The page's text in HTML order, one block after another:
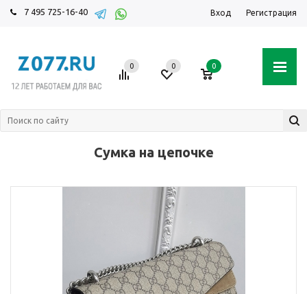
7 495 725-16-40 Вход Регистрация
0 0 0
Сумка на цепочке